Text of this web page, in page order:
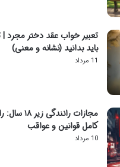
تعبیر خواب عقد دختر مجرد |
باید بدانید (نشانه و معنی)
11 مرداد
مجازات رانندگی
کامل قوانین و عواقب
10 مرداد